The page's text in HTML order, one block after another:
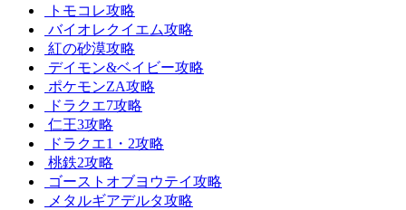
トモコレ攻略
バイオレクイエム攻略
紅の砂漠攻略
デイモン&ベイビー攻略
ポケモンZA攻略
ドラクエ7攻略
仁王3攻略
ドラクエ1・2攻略
桃鉄2攻略
ゴーストオブヨウテイ攻略
メタルギアデルタ攻略